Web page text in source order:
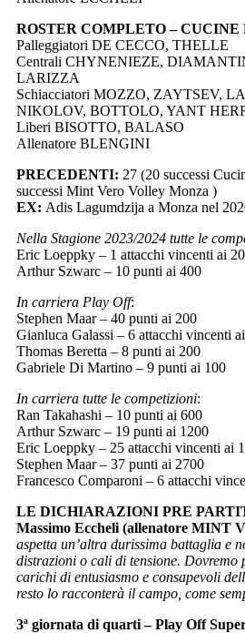
ROSTER COMPLETO –
Palleggiatori DE CECCO, THELLE
Centrali CHYNENIEZE,
LARIZZA
Schiacciatori MOZZO, ZAYTSEV,
NIKOLOV, BOTTOLO, YANT
Liberi BISOTTO, BALASO
Allenatore BLENGINI
PRECEDENTI: 27 (20 successi
successi Mint Vero Volley Monza )
EX: Adis Lagumdzija a Monza nel
Nella Stagione 2023/2024 tutte le
Eric Loeppky – 1 attacchi vincenti ai
Arthur Szwarc – 10 punti ai 400
In carriera Play Off:
Stephen Maar – 40 punti ai 200
Gianluca Galassi – 6 attacchi vincenti
Thomas Beretta – 8 punti ai 200
Gabriele Di Martino – 9 punti ai 100
In carriera tutte le competizioni:
Ran Takahashi – 10 punti ai 600
Arthur Szwarc – 19 punti ai 1200
Eric Loeppky – 25 attacchi vincenti ai
Stephen Maar – 37 punti ai 2700
Francesco Comparoni – 6 attacchi
LE DICHIARAZIONI PRE
Massimo Eccheli (allenatore MINT
aspetta un’altra durissima battaglia e
distrazioni o cali di tensione. Dovremo
carichi di entusiasmo e consapevoli
resto lo racconterà il campo, come
3ª giornata di quarti – Play Off